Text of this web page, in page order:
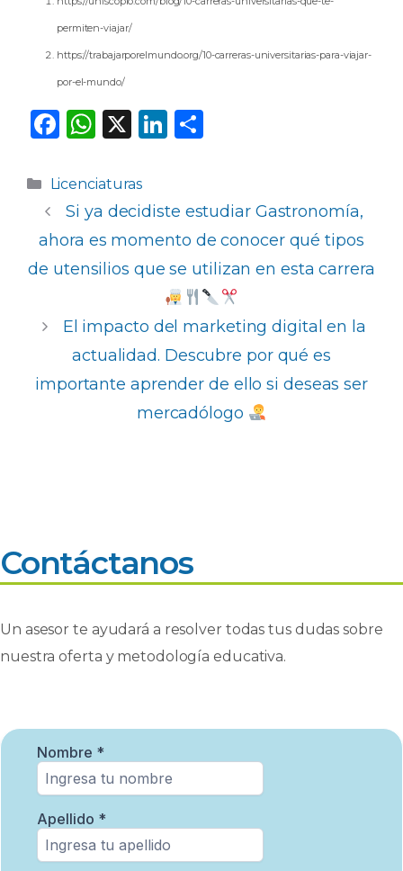
permiten-viajar/
https://trabajarporelmundo.org/10-carreras-universitarias-para-viajar-
por-el-mundo/
F
c
e
b
o
k
W
a
ts
A
p
X
Li
e
dI
n
p
ar
ti
r
Categorías
Licenciaturas
Si ya decidiste estudiar Gastronomía,
ahora es momento de conocer qué tipos
de utensilios que se utilizan en esta carrera
El impacto del marketing digital en la
actualidad. Descubre por qué es
importante aprender de ello si deseas ser
mercadólogo
Contáctanos
Un asesor te ayudará a resolver todas tus dudas sobre
nuestra oferta y metodología educativa.